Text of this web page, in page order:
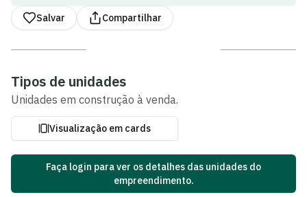
Salvar
Compartilhar
Tipos de unidades
Unidades em construção à venda.
Visualização em cards
Faça login para ver os detalhes das unidades do
empreendimento.